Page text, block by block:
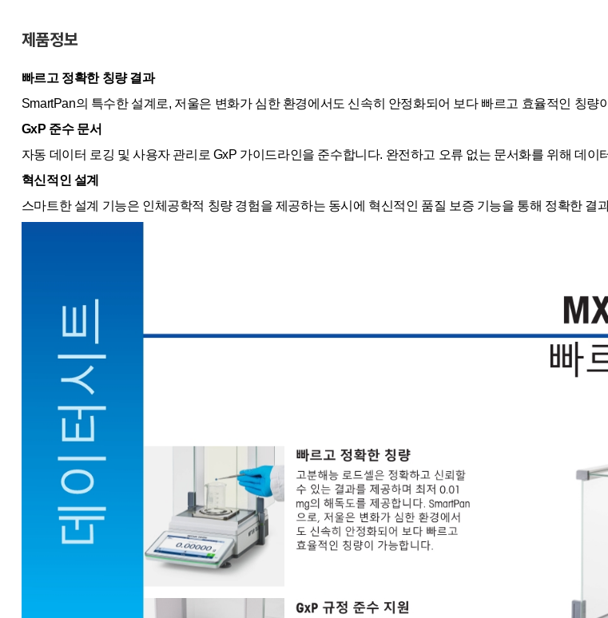
제품정보
빠르고 정확한 칭량 결과
SmartPan의 특수한 설계로, 저울은 변화가 심한 환경에서도 신속히 안정화되어 보다 빠르고 효율적인 칭량
GxP 준수 문서
자동 데이터 로깅 및 사용자 관리로 GxP 가이드라인을 준수합니다. 완전하고 오류 없는 문서화를 위해 데이
혁신적인 설계
스마트한 설계 기능은 인체공학적 칭량 경험을 제공하는 동시에 혁신적인 품질 보증 기능을 통해 정확한 결